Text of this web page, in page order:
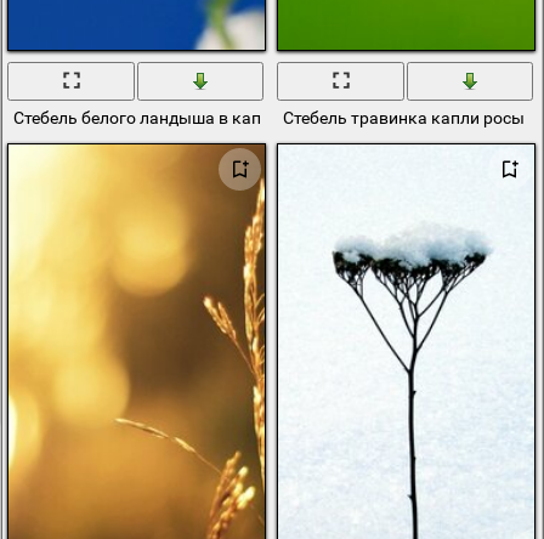
Стебель белого ландыша в каплях росыСтебель травинка капли росы